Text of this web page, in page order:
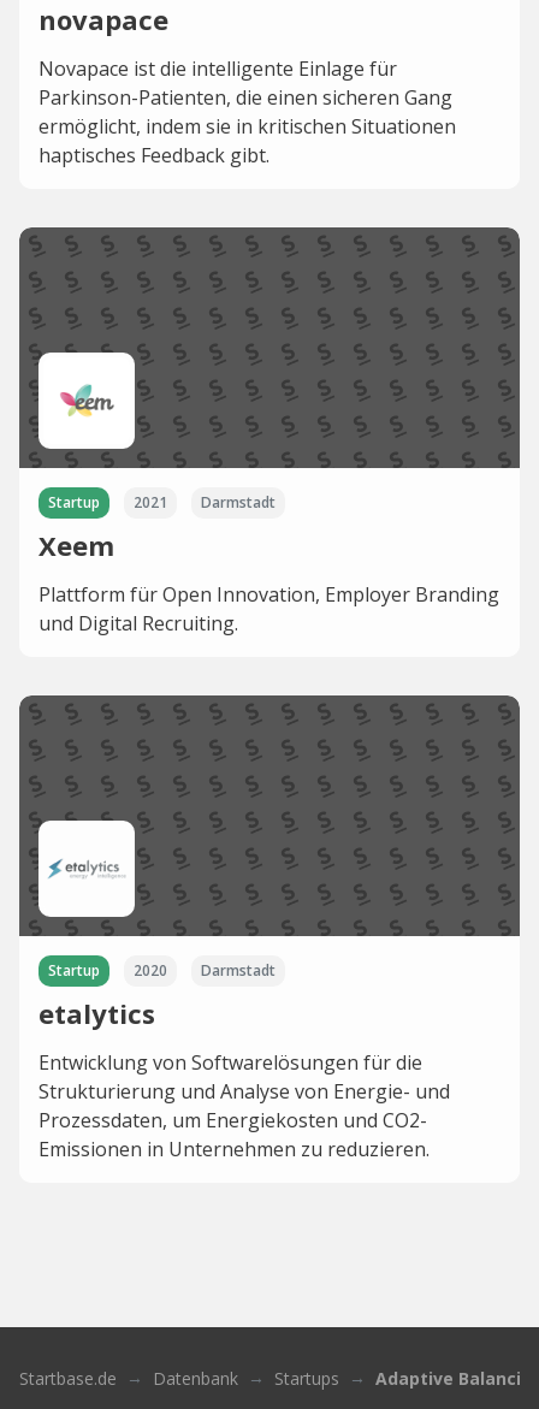
novapace
Novapace ist die intelligente Einlage für
Parkinson-Patienten, die einen sicheren Gang
ermöglicht, indem sie in kritischen Situationen
haptisches Feedback gibt.
Startup 2021 Darmstadt
Xeem
Plattform für Open Innovation, Employer Branding
und Digital Recruiting.
Startup 2020 Darmstadt
etalytics
Entwicklung von Softwarelösungen für die
Strukturierung und Analyse von Energie- und
Prozessdaten, um Energiekosten und CO2-
Emissionen in Unternehmen zu reduzieren.
Startbase.de Datenbank Startups Adaptive